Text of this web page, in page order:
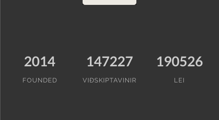
2014
FOUNDED
147227
VIÐSKIPTAVINIR
190526
LEI